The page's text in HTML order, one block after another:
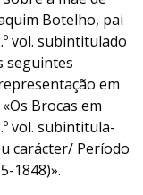
Botelho, pai
vol. subintitulado
seguintes
em
Brocas em
vol. subintitula-
carácter/ Período
1848)».